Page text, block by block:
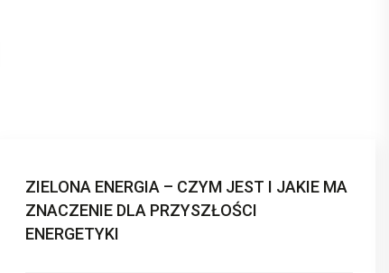
ZIELONA ENERGIA – CZYM JEST I JAKIE MA
ZNACZENIE DLA PRZYSZŁOŚCI
ENERGETYKI